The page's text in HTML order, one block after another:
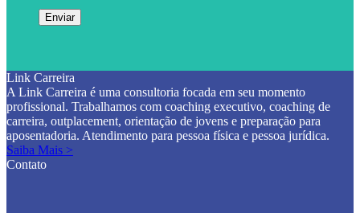
Link Carreira
A Link Carreira é uma consultoria focada em seu momento
profissional. Trabalhamos com coaching executivo, coaching de
carreira, outplacement, orientação de jovens e preparação para
aposentadoria. Atendimento para pessoa física e pessoa jurídica.
Saiba Mais >
Contato